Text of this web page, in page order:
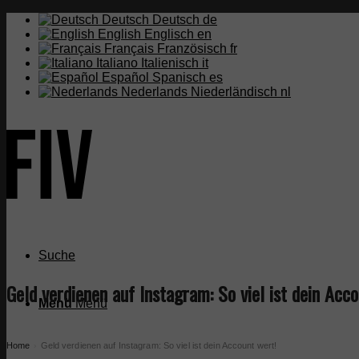
Deutsch Deutsch de
English Englisch en
Français Französisch fr
Italiano Italienisch it
Español Spanisch es
Nederlands Niederländisch nl
Suche
Menü Menü
Geld verdienen auf Instagram: So viel ist dein
Home Geld verdienen auf Instagram: So viel ist dein Account wert!